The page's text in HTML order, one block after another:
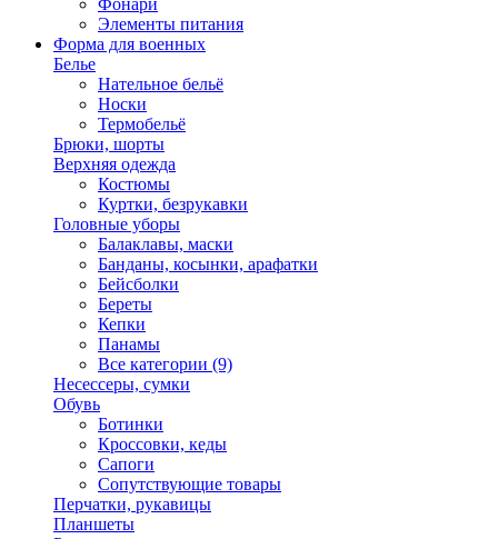
Фонари
Элементы питания
Форма для военных
Белье
Нательное бельё
Носки
Термобельё
Брюки, шорты
Верхняя одежда
Костюмы
Куртки, безрукавки
Головные уборы
Балаклавы, маски
Банданы, косынки, арафатки
Бейсболки
Береты
Кепки
Панамы
Все категории (9)
Несессеры, сумки
Обувь
Ботинки
Кроссовки, кеды
Сапоги
Сопутствующие товары
Перчатки, рукавицы
Планшеты